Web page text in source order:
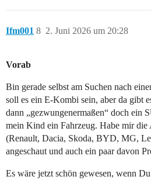
Ifm001 2. Juni 2026 um 20:28
8
Vorab
Bin gerade selbst am Suchen nach
soll es ein E-Kombi sein, aber da gibt
dann „gezwungenermaßen“ doch ein
mein Kind ein Fahrzeug. Habe mir die
(Renault, Dacia, Skoda, BYD, MG,
angeschaut und auch ein paar davon
Es wäre jetzt schön gewesen, wenn